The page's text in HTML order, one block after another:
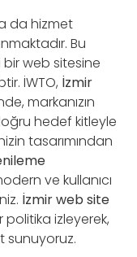
da hizmet
Bu
web sitesine
İWTO, İzmir
markanızın
hedef kitleyle
tasarımından
ve kullanıcı
İzmir web site
izleyerek,
sunuyoruz.